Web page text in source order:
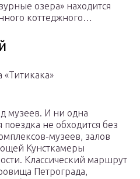
озера» находится
коттеджного…
музеев. И ни одна
не обходится без
музеев, залов
Кунсткамеры
Классический маршрут
Петрограда,